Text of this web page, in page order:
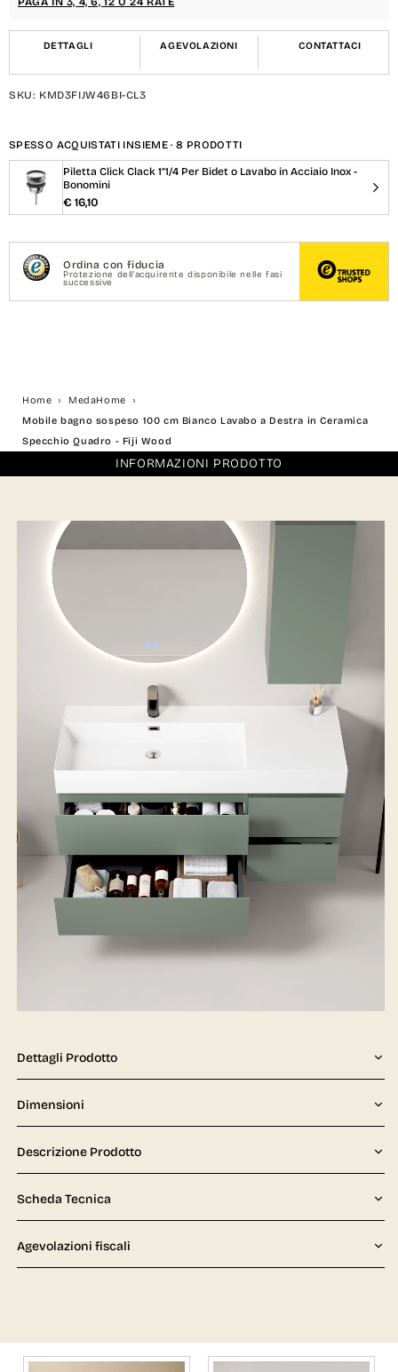
DETTAGLI AGEVOLAZIONI CONTATTACI
SKU: KMD3FIJW46BI-CL3
Ordina con fiducia
Protezione dell'acquirente disponibile nelle fasi
successive
SPESSO ACQUISTATI INSIEME · 8 PRODOTTI
Piletta Click Clack 1″1/4 Per Bidet o Lavabo in Acciaio Inox -
Bonomini
€ 16,10
Home
MedaHome
Mobile bagno sospeso 100 cm Bianco Lavabo a Destra in Ceramica
Specchio Quadro - Fiji Wood
INFORMAZIONI PRODOTTO
Descrizione Prodotto
Dettagli Prodotto
Dimensioni
Scheda Tecnica
Agevolazioni fiscali